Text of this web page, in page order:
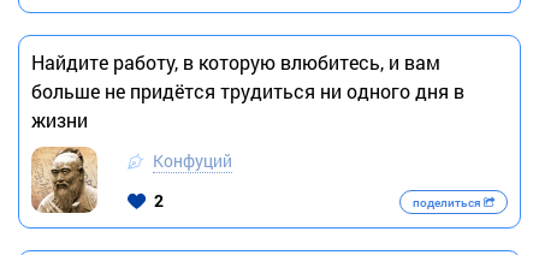
Найдите работу, в которую влюбитесь, и вам
больше не придётся трудиться ни одного дня в
жизни
Конфуций
2
поделиться